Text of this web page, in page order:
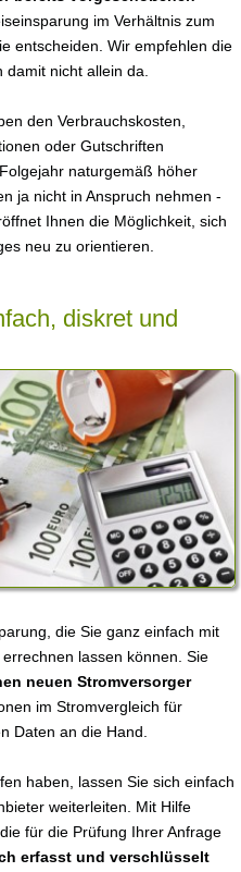
im Verhältnis zum
entscheiden. Wir empfehlen die
damit nicht allein da.
den Verbrauchskosten,
oder Gutschriften
naturgemäß höher
ja nicht in Anspruch nehmen -
Ihnen die Möglichkeit, sich
neu zu orientieren.
diskret und
die Sie ganz einfach mit
lassen können. Sie
neuen Stromversorger
im Stromvergleich für
Daten an die Hand.
haben, lassen Sie sich einfach
weiterleiten. Mit Hilfe
für die Prüfung Ihrer Anfrage
erfasst und verschlüsselt